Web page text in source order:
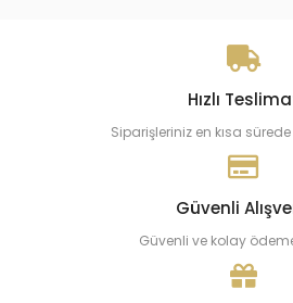
Hızlı
Siparişleriniz en kısa sürede
Güvenli
Güvenli ve kolay